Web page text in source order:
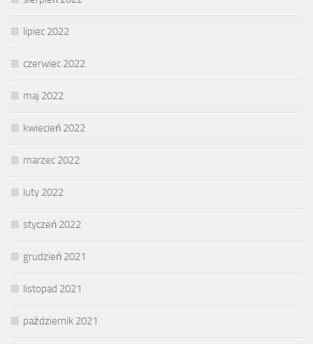
lipiec 2022
czerwiec 2022
maj 2022
kwiecień 2022
marzec 2022
luty 2022
styczeń 2022
grudzień 2021
listopad 2021
październik 2021